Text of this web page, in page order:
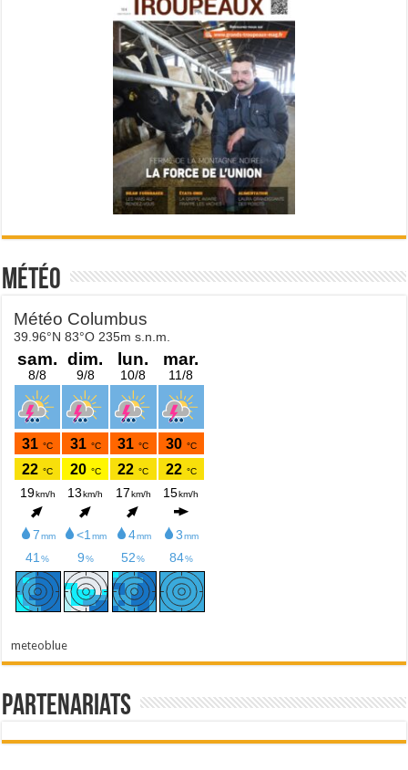
Météo
meteoblue
Partenariats